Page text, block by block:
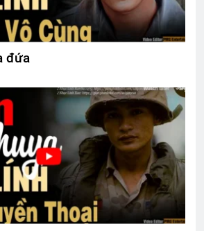
LÊ GỢI NHỚ
Ago
Tập II chương 22
Ago
Xuân Xanh
Ago
ƯỚC CÓ BỜ VAI ẤY
3 Years Ago
đứa